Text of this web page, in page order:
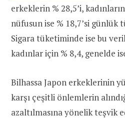
erkeklerin % 28,5’i,
nüfusun ise % 18,7’si
Sigara tüketiminde ise bu
kadınlar için % 8,4, genelde
Bilhassa Japon erkeklerinin
karşı çeşitli önlemlerin
azaltılmasına yönelik teşvik